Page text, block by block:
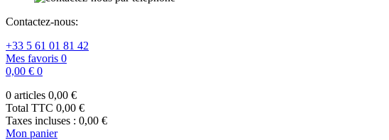
Contactez-nous:
+33 5 61 01 81 42
Mes favoris 0
0,00 € 0
0 articles 0,00 €
Total TTC 0,00 €
Taxes incluses : 0,00 €
Mon panier